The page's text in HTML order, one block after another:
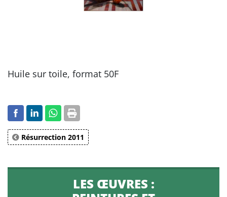
Huile sur toile, format 50F
Résurrection 2011
LES ŒUVRES :